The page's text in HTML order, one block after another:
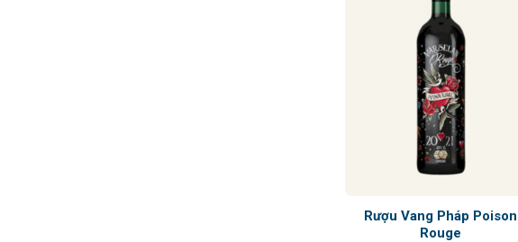
Rượu Vang Pháp Poison
Rouge